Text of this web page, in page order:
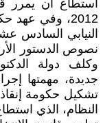
استطاع أن يمرر
2012، وفي
النيابي السادس
نصوص الدستور
وكلف دولة
جديدة، مهمتها
تشكيل حكومة
النظام، الذي